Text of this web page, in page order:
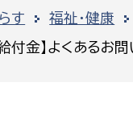
分野
企画部
す 福祉・健康
付金】よくあるお